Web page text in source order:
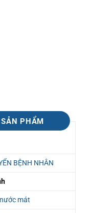
PHẨM
BỆNH NHÂN
mát